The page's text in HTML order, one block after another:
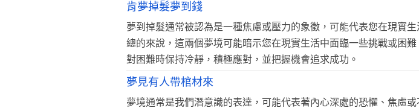
肯夢掉髮夢到錢
夢到掉髮通常被認為是一種焦慮或壓力的象徵，可能代表您在現實
總的來說，這兩個夢境可能暗示您在現實生活中面臨一些挑戰或困
對困難時保持冷靜，積極應對，並把握機會追求成功。
夢見有人帶棺材來
夢境通常是我們潛意識的表達，可能代表著內心深處的恐懼、焦慮